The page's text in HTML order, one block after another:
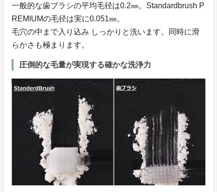
一般的な歯ブラシの平均毛径は0.2㎜。Standardbrush P
REMIUMの毛径は実に0.051㎜。
毛穴の中まで入り込み しっかりと洗います。同時に滑
らかさも極まります。
圧倒的な毛量が実現する確かな洗浄力